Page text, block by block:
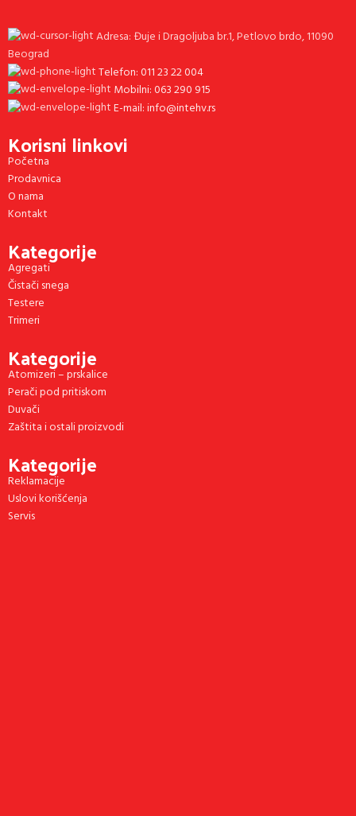
Adresa: Đuje i Dragoljuba br.1, Petlovo brdo, 11090
Beograd
Telefon: 011 23 22 004
Mobilni: 063 290 915
E-mail: info@intehv.rs
Korisni linkovi
Početna
Prodavnica
O nama
Kontakt
Kategorije
Agregati
Čistači snega
Testere
Trimeri
Kategorije
Atomizeri – prskalice
Perači pod pritiskom
Duvači
Zaštita i ostali proizvodi
Kategorije
Reklamacije
Uslovi korišćenja
Servis